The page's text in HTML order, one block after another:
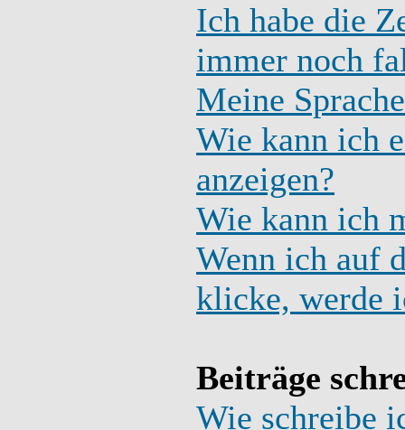
Ich habe die
immer noch
Meine
Wie kann ich
anzeigen?
Wie kann ich
Wenn ich auf
klicke, werde
Beiträge
Wie schreibe